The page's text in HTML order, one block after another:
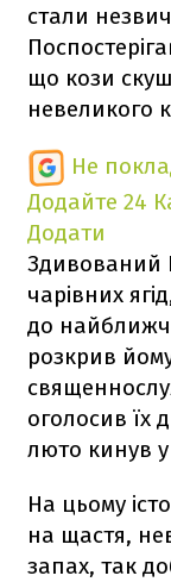
стали
що кози
невеликого
Не
Додайте 24
Додати
Здивований
чарівних
до
розкрив
оголосив їх
люто кинув
На цьому
на щастя,
запах, так